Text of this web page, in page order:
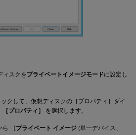
ィスクをプライベートイメージモードに設定し
クして、仮想ディスクの［プロパティ］ダイ
［プロパティ］ を選択します。
ら ［プライベート イメージ (単一デバイス、